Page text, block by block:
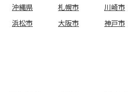
沖縄県 札幌市 川崎市
浜松市 大阪市 神戸市